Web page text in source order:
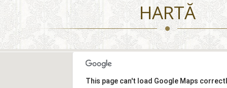
HARTĂ
This page can't load Google Maps